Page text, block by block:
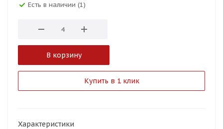
Есть в наличии (1)
В корзину
Купить в 1 клик
Характеристики